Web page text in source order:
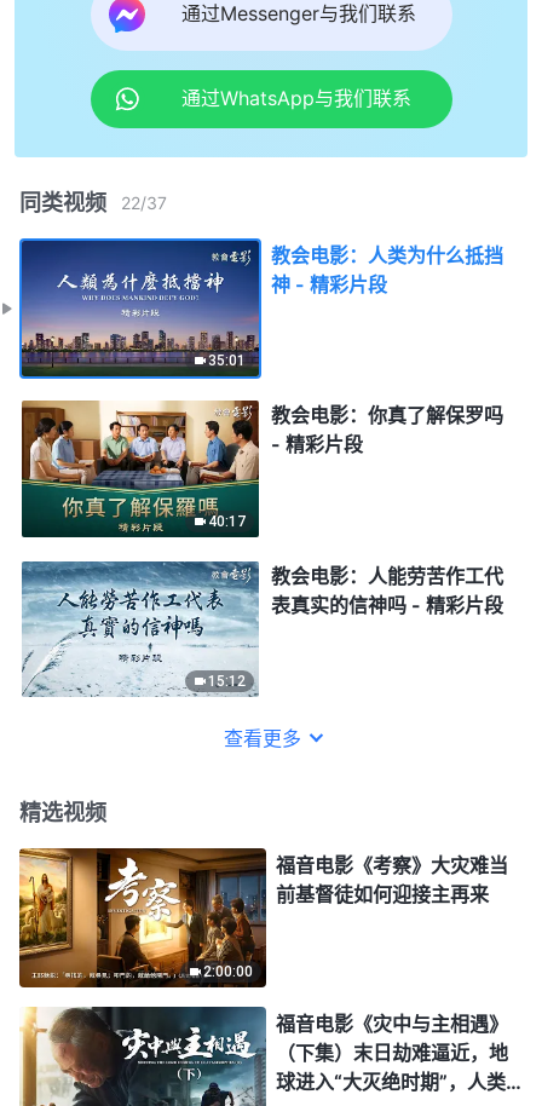
通过Messenger与我们联系
通过WhatsApp与我们联系
同类视频 22/37
35:01
教会电影：人类为什么抵挡
神 - 精彩片段
40:17
教会电影：你真了解保罗吗
- 精彩片段
15:12
教会电影：人能劳苦作工代
表真实的信神吗 - 精彩片段
查看更多
精选视频
2:00:00
福音电影《考察》大灾难当
前基督徒如何迎接主再来
福音电影《灾中与主相遇》
（下集）末日劫难逼近，地
球进入“大灭绝时期”，人类